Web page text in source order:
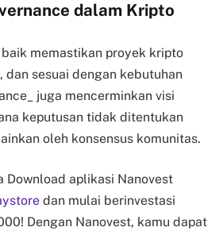
dalam Kripto
baik memastikan proyek kripto
dan sesuai dengan kebutuhan
juga mencerminkan visi
keputusan tidak ditentukan
oleh konsensus komunitas.
Download aplikasi Nanovest
dan mulai berinvestasi
Dengan Nanovest, kamu dapat